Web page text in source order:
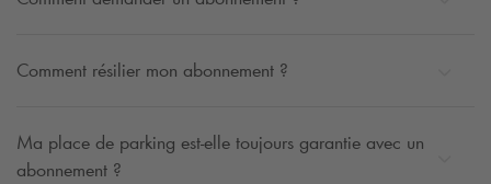
Comment résilier mon abonnement ?
Ma place de parking est-elle toujours garantie avec un
abonnement ?